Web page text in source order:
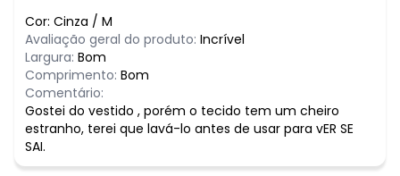
Cor: Cinza / M
Avaliação geral do produto: Incrível
Largura: Bom
Comprimento: Bom
Comentário:
Gostei do vestido , porém o tecido tem um cheiro
estranho, terei que lavá-lo antes de usar para vER SE
SAI.